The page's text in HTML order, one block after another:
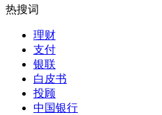
热搜词
理财
支付
银联
白皮书
投顾
中国银行